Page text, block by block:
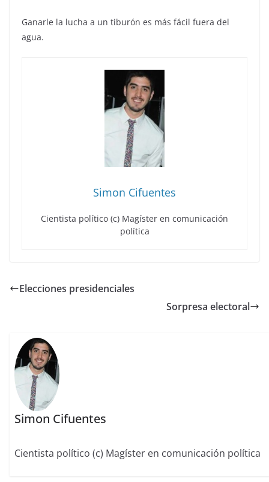
Ganarle la lucha a un tiburón es más fácil fuera del
agua.
Simon Cifuentes
Cientista político (c) Magíster en comunicación
política
Elecciones presidenciales
Sorpresa electoral
Simon Cifuentes
Cientista político (c) Magíster en comunicación política